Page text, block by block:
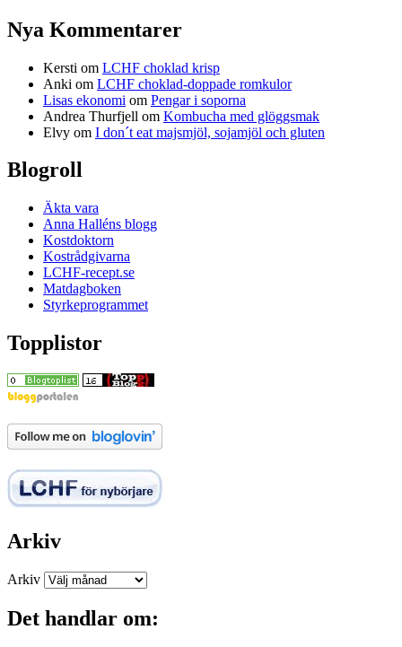
Nya Kommentarer
Kersti om LCHF choklad krisp
Anki om LCHF choklad-doppade romkulor
Lisas ekonomi om Pengar i soporna
Andrea Thurfjell om Kombucha med glöggsmak
Elvy om I don´t eat majsmjöl, sojamjöl och gluten
Blogroll
Äkta vara
Anna Halléns blogg
Kostdoktorn
Kostrådgivarna
LCHF-recept.se
Matdagboken
Styrkeprogrammet
Topplistor
Arkiv
Arkiv
Det handlar om: